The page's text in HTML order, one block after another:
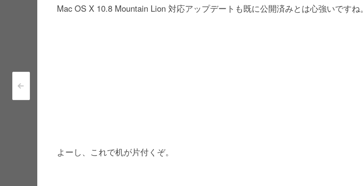
<
Mac OS X 10.8 Mountain Lion 対応アップデートも既に公開済みとは心強いですね。
よーし、これで机が片付くぞ。